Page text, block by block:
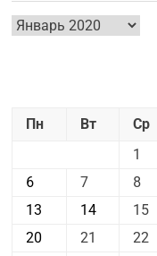
Архив
новостей
Пн
Вт Ср
1
6
7 8
13
14 15
20
21 22